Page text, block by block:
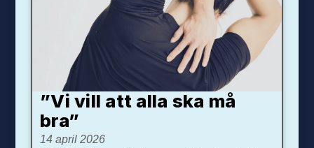
”Vi vill att alla ska må
bra”
14 april 2026